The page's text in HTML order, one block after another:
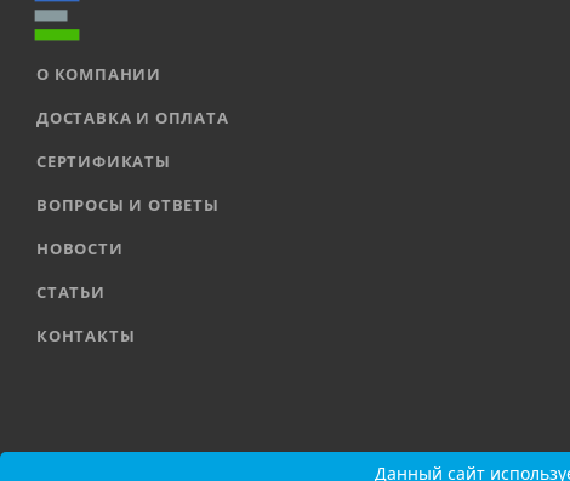
О КОМПАНИИ
ДОСТАВКА И ОПЛАТА
СЕРТИФИКАТЫ
ВОПРОСЫ И ОТВЕТЫ
НОВОСТИ
СТАТЬИ
КОНТАКТЫ
Карта сайтаДанный сайт